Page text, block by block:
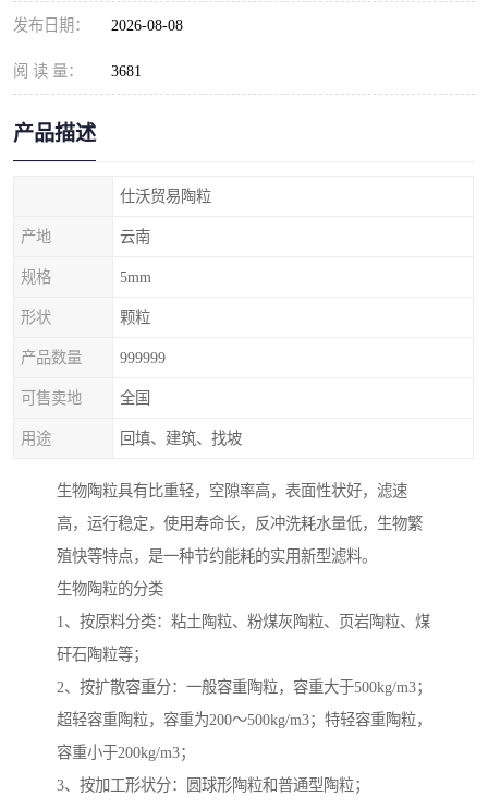
发布日期： 2026-08-08
阅 读 量： 3681
产品描述
仕沃贸易陶粒
产地 云南
规格 5mm
形状 颗粒
产品数量 999999
可售卖地 全国
用途 回填、建筑、找坡
生物陶粒具有比重轻，空隙率高，表面性状好，滤速
高，运行稳定，使用寿命长，反冲洗耗水量低，生物繁
殖快等特点，是一种节约能耗的实用新型滤料。
生物陶粒的分类
1、按原料分类：粘土陶粒、粉煤灰陶粒、页岩陶粒、煤
矸石陶粒等；
2、按扩散容重分：一般容重陶粒，容重大于500kg/m3；
超轻容重陶粒，容重为200～500kg/m3；特轻容重陶粒，
容重小于200kg/m3；
3、按加工形状分：圆球形陶粒和普通型陶粒；